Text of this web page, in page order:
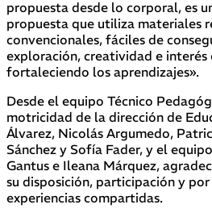
propuesta desde lo corporal, es
propuesta que utiliza materiales
convencionales, fáciles de
exploración, creatividad e interés
fortaleciendo los aprendizajes».
Desde el equipo Técnico
motricidad de la dirección de
Álvarez, Nicolás Argumedo,
Sánchez y Sofía Fader, y el
Gantus e Ileana Márquez,
su disposición, participación y
experiencias compartidas.